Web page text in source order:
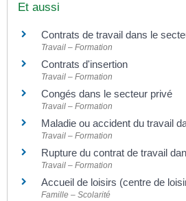
Et aussi
Contrats de travail dans le
Travail – Formation
Contrats d'insertion
Travail – Formation
Congés dans le secteur privé
Travail – Formation
Maladie ou accident du travail
Travail – Formation
Rupture du contrat de travail
Travail – Formation
Accueil de loisirs (centre de
Famille – Scolarité